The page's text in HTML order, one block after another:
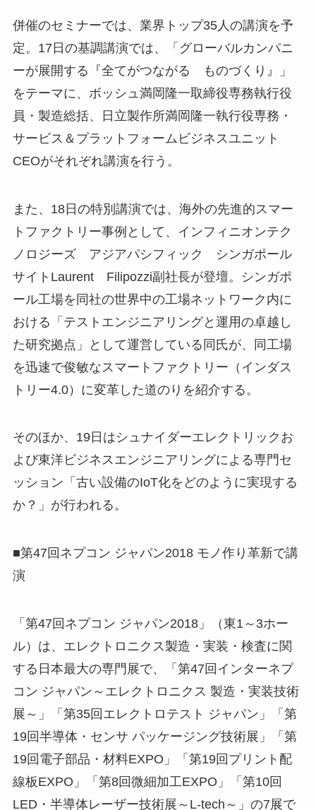
併催のセミナーでは、業界トップ35人の講演を予
定。17日の基調講演では、「グローバルカンパニ
ーが展開する『全てがつながる ものづくり』」
をテーマに、ボッシュ満岡隆一取締役専務執行役
員・製造総括、日立製作所満岡隆一執行役専務・
サービス＆プラットフォームビジネスユニット
CEOがそれぞれ講演を行う。
また、18日の特別講演では、海外の先進的スマー
トファクトリー事例として、インフィニオンテク
ノロジーズ アジアパシフィック シンガポール
サイトLaurent Filipozzi副社長が登壇。シンガポ
ール工場を同社の世界中の工場ネットワーク内に
おける「テストエンジニアリングと運用の卓越し
た研究拠点」として運営している同氏が、同工場
を迅速で俊敏なスマートファクトリー（インダス
トリー4.0）に変革した道のりを紹介する。
そのほか、19日はシュナイダーエレクトリックお
よび東洋ビジネスエンジニアリングによる専門セ
ッション「古い設備のIoT化をどのように実現する
か？」が行われる。
■第47回ネプコン ジャパン2018 モノ作り革新で講
演
「第47回ネプコン ジャパン2018」（東1～3ホー
ル）は、エレクトロニクス製造・実装・検査に関
する日本最大の専門展で、「第47回インターネプ
コン ジャパン～エレクトロニクス 製造・実装技術
展～」「第35回エレクトロテスト ジャパン」「第
19回半導体・センサ パッケージング技術展」「第
19回電子部品・材料EXPO」「第19回プリント配
線板EXPO」「第8回微細加工EXPO」「第10回
LED・半導体レーザー技術展～L-tech～」の7展で